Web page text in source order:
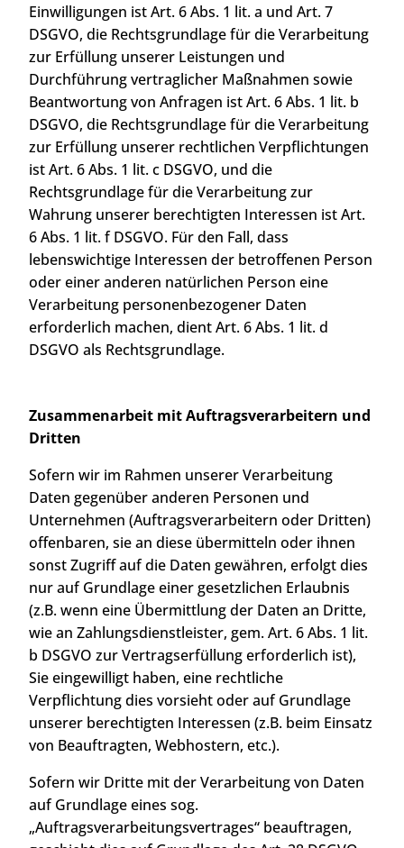
Einwilligungen ist Art. 6 Abs. 1 lit. a und Art. 7
DSGVO, die Rechtsgrundlage für die Verarbeitung
zur Erfüllung unserer Leistungen und
Durchführung vertraglicher Maßnahmen sowie
Beantwortung von Anfragen ist Art. 6 Abs. 1 lit. b
DSGVO, die Rechtsgrundlage für die Verarbeitung
zur Erfüllung unserer rechtlichen Verpflichtungen
ist Art. 6 Abs. 1 lit. c DSGVO, und die
Rechtsgrundlage für die Verarbeitung zur
Wahrung unserer berechtigten Interessen ist Art.
6 Abs. 1 lit. f DSGVO. Für den Fall, dass
lebenswichtige Interessen der betroffenen Person
oder einer anderen natürlichen Person eine
Verarbeitung personenbezogener Daten
erforderlich machen, dient Art. 6 Abs. 1 lit. d
DSGVO als Rechtsgrundlage.
Zusammenarbeit mit Auftragsverarbeitern und
Dritten
Sofern wir im Rahmen unserer Verarbeitung
Daten gegenüber anderen Personen und
Unternehmen (Auftragsverarbeitern oder Dritten)
offenbaren, sie an diese übermitteln oder ihnen
sonst Zugriff auf die Daten gewähren, erfolgt dies
nur auf Grundlage einer gesetzlichen Erlaubnis
(z.B. wenn eine Übermittlung der Daten an Dritte,
wie an Zahlungsdienstleister, gem. Art. 6 Abs. 1 lit.
b DSGVO zur Vertragserfüllung erforderlich ist),
Sie eingewilligt haben, eine rechtliche
Verpflichtung dies vorsieht oder auf Grundlage
unserer berechtigten Interessen (z.B. beim Einsatz
von Beauftragten, Webhostern, etc.).
Sofern wir Dritte mit der Verarbeitung von Daten
auf Grundlage eines sog.
„Auftragsverarbeitungsvertrages“ beauftragen,